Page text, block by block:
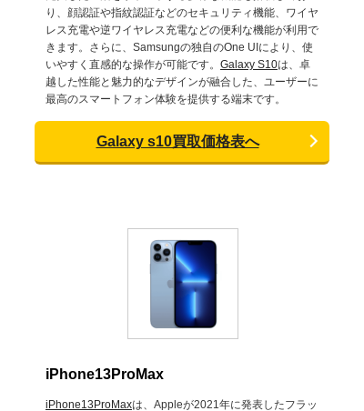
り、顔認証や指紋認証などのセキュリティ機能、ワイヤ
レス充電や逆ワイヤレス充電などの便利な機能が利用で
きます。さらに、Samsungの独自のOne UIにより、使
いやすく直感的な操作が可能です。 Galaxy S10は、卓
越した性能と魅力的なデザインが融合した、ユーザーに
最高のスマートフォン体験を提供する端末です。
Galaxy s10買取価格表へ
iPhone13ProMax
iPhone13ProMaxは、Appleが2021年に発表したフラッ